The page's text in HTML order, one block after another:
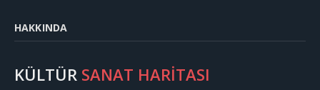
HAKKINDA
KÜLTÜR SANAT HARİTASI